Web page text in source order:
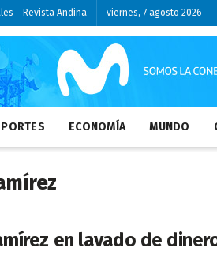
Revista Andina viernes, 7 agosto 2026
ECONOMÍA MUNDO
en lavado de